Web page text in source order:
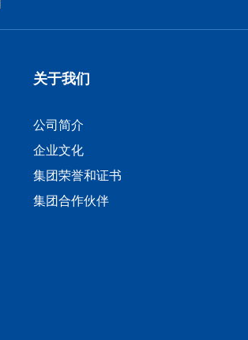
关于我们
公司简介
企业文化
集团荣誉和证书
集团合作伙伴